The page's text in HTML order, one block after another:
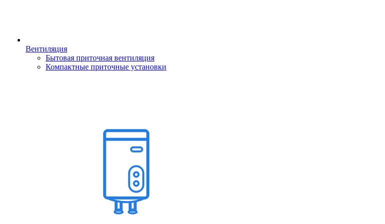
Вентиляция
Бытовая приточная вентиляция
Компактные приточные установки